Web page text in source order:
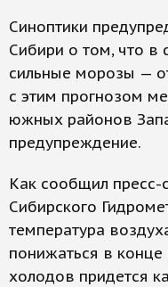
Синоптики
Сибири о том, что
сильные морозы —
с этим прогнозом
южных районов
предупреждение.
Как сообщил пресс-
Сибирского
температура
понижаться в
холодов придется